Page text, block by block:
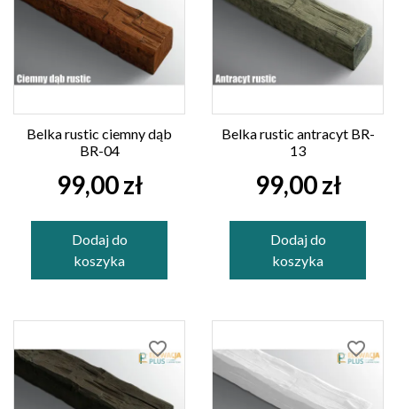
Belka rustic ciemny dąb
BR-04
99,00 zł
Dodaj do
koszyka
Belka rustic antracyt BR-
13
99,00 zł
Dodaj do
koszyka
favorite_border favorite_border